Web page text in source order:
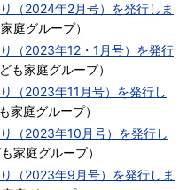
（2024年2月号）を発行しま
庭グループ）
（2023年12・1月号）を発行
も家庭グループ）
（2023年11月号）を発行し
家庭グループ）
（2023年10月号）を発行し
家庭グループ）
（2023年9月号）を発行しま